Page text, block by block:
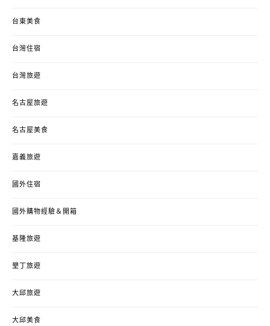
台東美食
台灣住宿
台灣旅遊
名古屋旅遊
名古屋美食
嘉義旅遊
國外住宿
國外購物經驗＆開箱
基隆旅遊
墾丁旅遊
大邱旅遊
大邱美食